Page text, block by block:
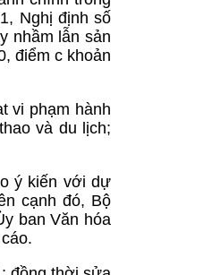
Nghị định số
nhầm lẫn sản
điểm c khoản
vi phạm hành
và du lịch;
ý kiến với dự
cạnh đó, Bộ
ban Văn hóa